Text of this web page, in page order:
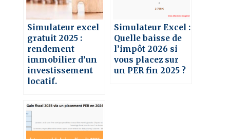
Simulateur excel
gratuit 2025 :
rendement
immobilier d’un
investissement
locatif.
Simulateur Excel :
Quelle baisse de
l’impôt 2026 si
vous placez sur
un PER fin 2025 ?